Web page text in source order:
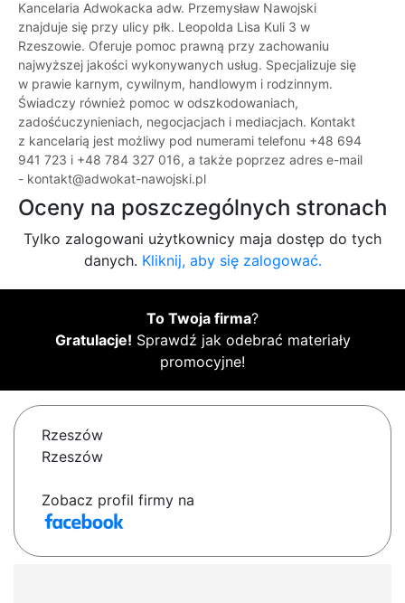
Kancelaria Adwokacka adw. Przemysław Nawojski
znajduje się przy ulicy płk. Leopolda Lisa Kuli 3 w
Rzeszowie. Oferuje pomoc prawną przy zachowaniu
najwyższej jakości wykonywanych usług. Specjalizuje się
w prawie karnym, cywilnym, handlowym i rodzinnym.
Świadczy również pomoc w odszkodowaniach,
zadośćuczynieniach, negocjacjach i mediacjach. Kontakt
z kancelarią jest możliwy pod numerami telefonu +48 694
941 723 i +48 784 327 016, a także poprzez adres e-mail
- kontakt@adwokat-nawojski.pl
Oceny na poszczególnych stronach
Tylko zalogowani użytkownicy maja dostęp do tych
danych. Kliknij, aby się zalogować.
To Twoja firma?
Gratulacje! Sprawdź jak odebrać materiały
promocyjne!
Rzeszów
Rzeszów
Zobacz profil firmy na